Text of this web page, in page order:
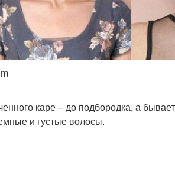
каре – до подбородка, а
и густые волосы.